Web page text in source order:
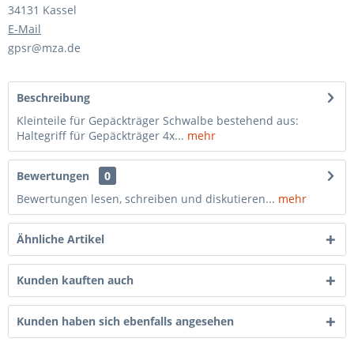
34131 Kassel
E-Mail
gpsr@mza.de
Beschreibung
Kleinteile für Gepäckträger Schwalbe bestehend aus:
Haltegriff für Gepäckträger 4x... mehr
Bewertungen
0
Bewertungen lesen, schreiben und diskutieren... mehr
Ähnliche Artikel
Kunden kauften auch
Kunden haben sich ebenfalls angesehen